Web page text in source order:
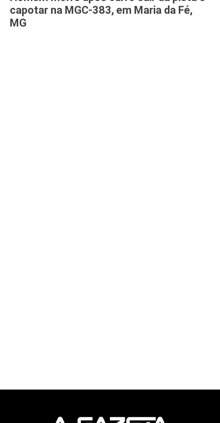
capotar na MGC-383, em Maria da Fé,
MG